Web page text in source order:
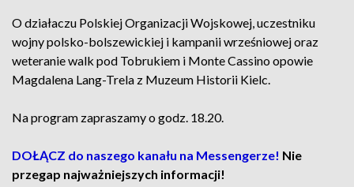
O działaczu Polskiej Organizacji Wojskowej, uczestniku
wojny polsko-bolszewickiej i kampanii wrześniowej oraz
weteranie walk pod Tobrukiem i Monte Cassino opowie
Magdalena Lang-Trela z Muzeum Historii Kielc.
Na program zapraszamy o godz. 18.20.
DOŁĄCZ do naszego kanału na Messengerze! Nie
przegap najważniejszych informacji!